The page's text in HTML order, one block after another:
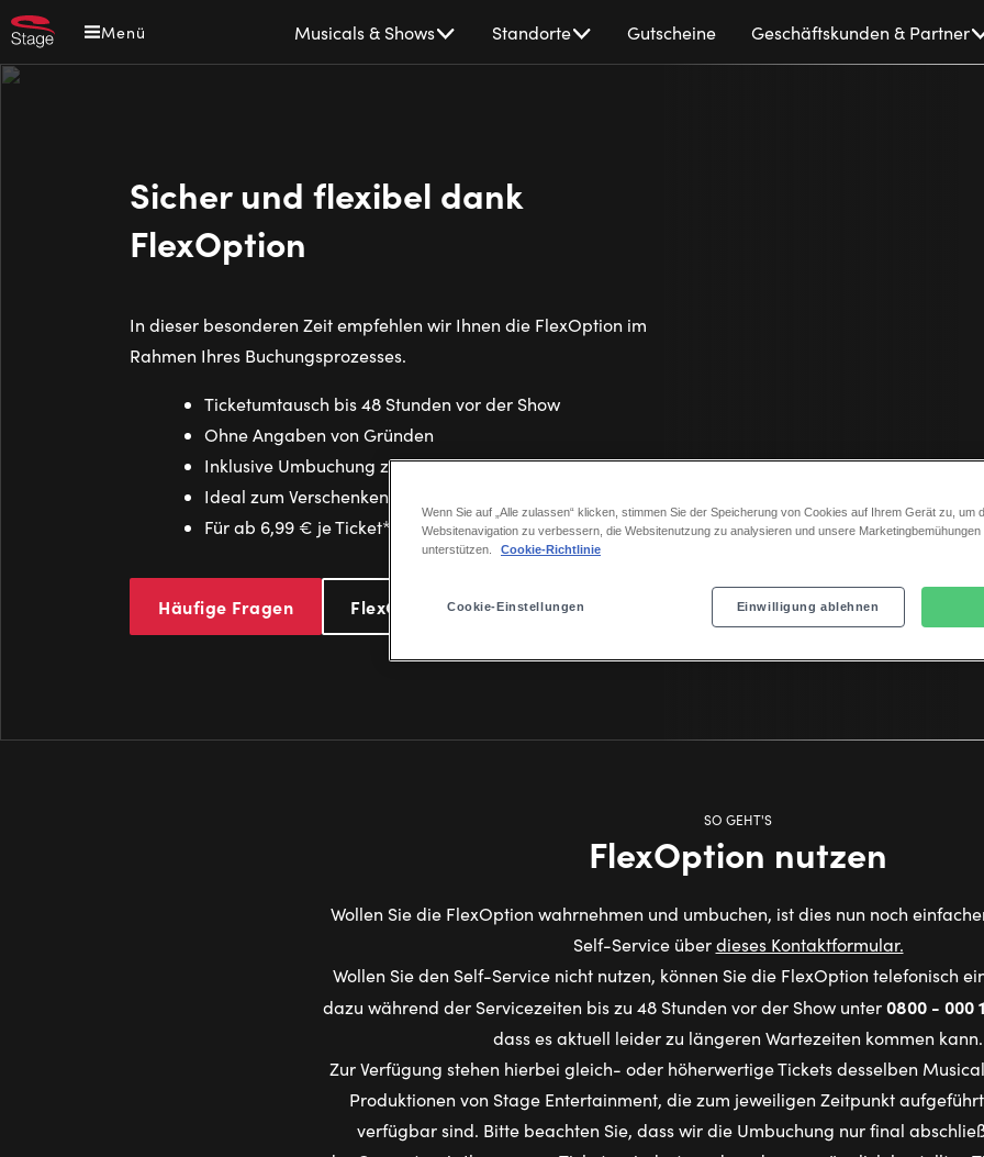
Direkt
zum
Inhalt
Menü
navigation
Musicals & Shows Standorte Gutscheine Geschäftskunden & Partner
Sicher und flexibel dank
FlexOption
In dieser besonderen Zeit empfehlen wir Ihnen die FlexOption im
Rahmen Ihres Buchungsprozesses.
Ticketumtausch bis 48 Stunden vor der Show
Ohne Angaben von Gründen
Inklusive Umbuchung zugebuchter Leistungen
Ideal zum Verschenken von Tickets
Für ab 6,99 € je Ticket*
Häufige Fragen FlexOption einlösen
SO GEHT'S
FlexOption nutzen
Wollen Sie die FlexOption wahrnehmen und umbuchen, ist dies nun noch
Self-Service überdieses Kontaktformular.
Wollen Sie den Self-Service nicht nutzen, können Sie die FlexOption telefonisch
dazu während der Servicezeiten bis zu 48 Stunden vor der Show unter0800 - 000
dass es aktuell leider zu längeren Wartezeiten kommen kann.
Zur Verfügung stehen hierbei gleich- oder höherwertige Tickets desselben
Produktionen von Stage Entertainment, die zum jeweiligen Zeitpunkt
verfügbar sind. Bitte beachten Sie, dass wir die Umbuchung nur final
Wenn Sie auf „Alle zulassen“ klicken, stimmen Sie der Speicherung von Cookies auf Ihrem Gerät zu, um
Websitenavigation zu verbessern, die Websitenutzung zu analysieren und unsere Marketingbemühungen
unterstützen.
Cookie-Richtlinie
Cookie-Einstellungen Einwilligung ablehnen